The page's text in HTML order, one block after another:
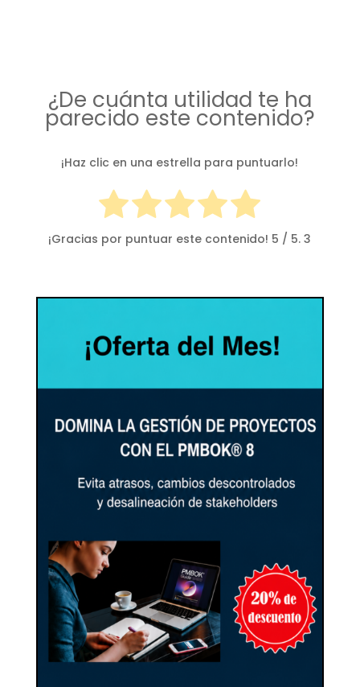
¿De cuánta utilidad te ha
parecido este contenido?
¡Haz clic en una estrella para puntuarlo!
¡Gracias por puntuar este contenido! 5 / 5.3